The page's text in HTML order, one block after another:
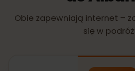
Obie zapewniają internet –
się w